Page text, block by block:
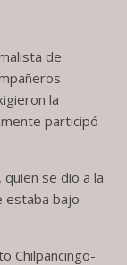
de
la
participó
se dio a la
estaba bajo
Chilpancingo-